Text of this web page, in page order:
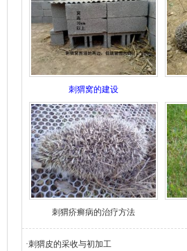
刺猬窝的建设
刺猬疥癣病的治疗方法
·刺猬皮的采收与初加工